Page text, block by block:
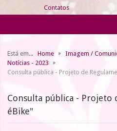
Contatos
Está em... Home Imagem /
Notícias - 2023
Consulta pública - Projeto de
Consulta pública - Projeto
éBike"